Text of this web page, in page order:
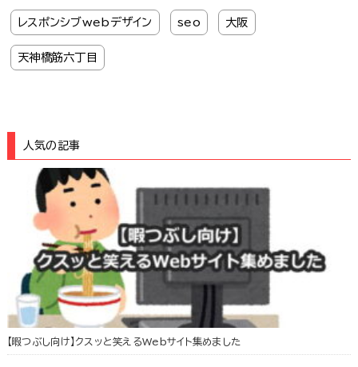
レスポンシブwebデザイン seo 大阪
天神橋筋六丁目
人気の記事
【暇つぶし向け】クスッと笑えるWebサイト集めました